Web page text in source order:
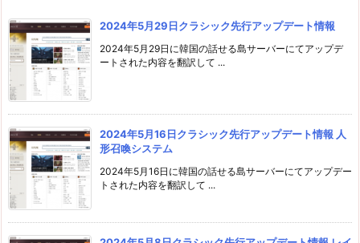
2024年5月29日クラシック先行アップデート情報
2024年5月29日に韓国の話せる島サーバーにてアップデ
ートされた内容を翻訳して ...
2024年5月16日クラシック先行アップデート情報 人
形召喚システム
2024年5月16日に韓国の話せる島サーバーにてアップデー
トされた内容を翻訳して ...